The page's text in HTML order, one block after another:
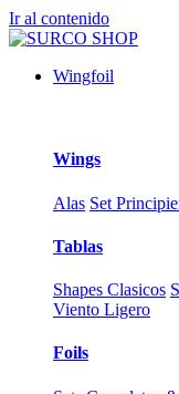
Ir al contenido
Wingfoil
Wings
Alas Set
Tablas
Shapes Clasicos
Viento Ligero
Foils